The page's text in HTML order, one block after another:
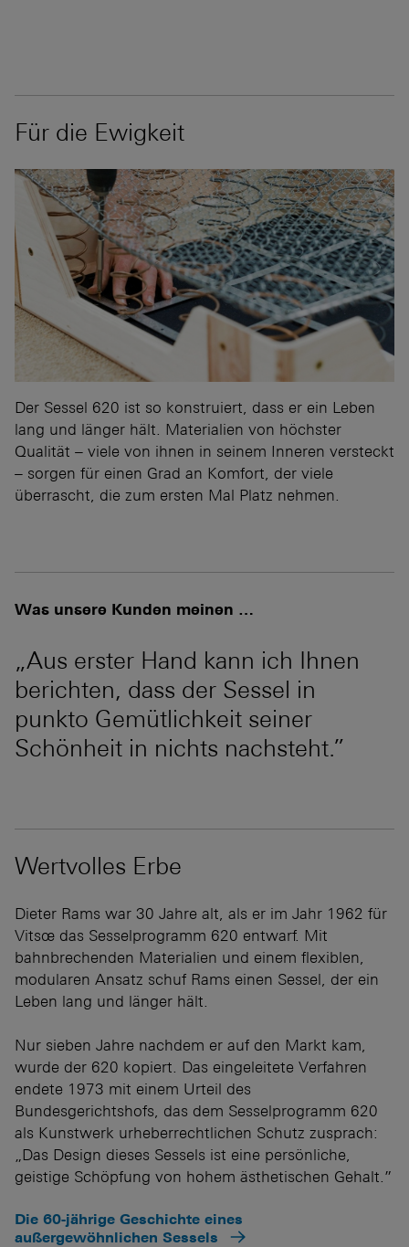
Für die Ewigkeit
Der Sessel 620 ist so konstruiert, dass er ein Leben
lang und länger hält. Materialien von höchster
Qualität – viele von ihnen in seinem Inneren versteckt
– sorgen für einen Grad an Komfort, der viele
überrascht, die zum ersten Mal Platz nehmen.
Was unsere Kunden meinen …
„Aus erster Hand kann ich Ihnen
berichten, dass der Sessel in
punkto Gemütlichkeit seiner
Schönheit in nichts nachsteht.”
Wertvolles Erbe
Dieter Rams war 30 Jahre alt, als er im Jahr 1962 für
Vitsœ das Sesselprogramm 620 entwarf. Mit
bahnbrechenden Materialien und einem flexiblen,
modularen Ansatz schuf Rams einen Sessel, der ein
Leben lang und länger hält.
Nur sieben Jahre nachdem er auf den Markt kam,
wurde der 620 kopiert. Das eingeleitete Verfahren
endete 1973 mit einem Urteil des
Bundesgerichtshofs, das dem Sesselprogramm 620
als Kunstwerk urheberrechtlichen Schutz zusprach:
„Das Design dieses Sessels ist eine persönliche,
geistige Schöpfung von hohem ästhetischen Gehalt.”
Die 60-jährige Geschichte eines
außergewöhnlichen Sessels